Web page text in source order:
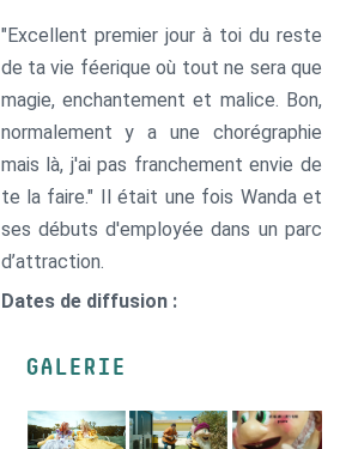
"Excellent premier jour à toi du reste
de ta vie féerique où tout ne sera que
magie, enchantement et malice. Bon,
normalement y a une chorégraphie
mais là, j'ai pas franchement envie de
te la faire." Il était une fois Wanda et
ses débuts d'employée dans un parc
d’attraction.
Dates de diffusion :
GALERIE